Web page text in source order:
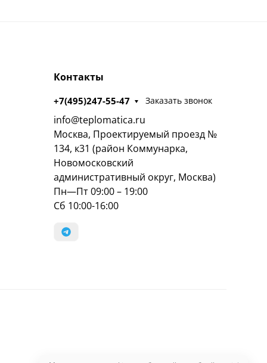
Контакты
+7(495)247-55-47 Заказать звонок
info@teplomatica.ru
Москва, Проектируемый проезд №
134, к31 (район Коммунарка,
Новомосковский
административный округ, Москва)
Пн—Пт 09:00 – 19:00
Сб 10:00-16:00